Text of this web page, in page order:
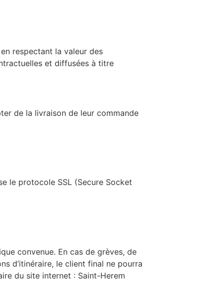
respectant la valeur des
et diffusées à titre
de la livraison de leur commande
le protocole SSL (Secure Socket
convenue. En cas de grèves, de
d’itinéraire, le client final ne pourra
du site internet : Saint-Herem